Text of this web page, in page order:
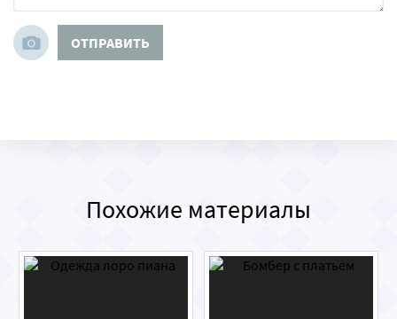
ОТПРАВИТЬ
Похожие материалы